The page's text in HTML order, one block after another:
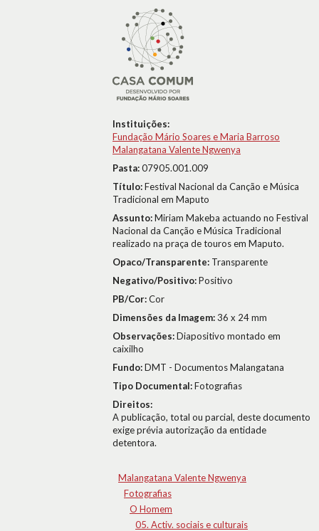
Instituições:
Fundação Mário Soares e Maria Barroso
Malangatana Valente Ngwenya
Pasta:07905.001.009
Título:Festival Nacional da Canção e Música
Tradicional em Maputo
Assunto:Miriam Makeba actuando no Festival
Nacional da Canção e Música Tradicional
realizado na praça de touros em Maputo.
Opaco/Transparente: Transparente
Negativo/Positivo:Positivo
PB/Cor:Cor
Dimensões da Imagem:36 x 24 mm
Observações:Diapositivo montado em
caixilho
Fundo:DMT - Documentos Malangatana
Tipo Documental:Fotografias
Direitos:
A publicação, total ou parcial, deste documento
exige prévia autorização da entidade
detentora.
Malangatana Valente Ngwenya
Fotografias
O Homem
05. Activ. sociais e culturais